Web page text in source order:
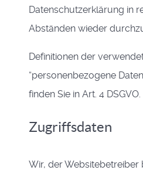
Datenschutzerklärung in
Abständen wieder
Definitionen der
“personenbezogene
finden Sie in Art. 4 DSGVO.
Zugriffsdaten
Wir, der Websitebetreiber